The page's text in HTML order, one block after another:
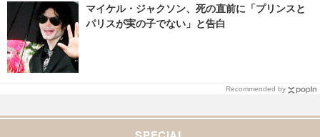
マイケル・ジャクソン、死の直前に「プリンスと
パリスが実の子でない」と告白
Recommended by
SPECIAL